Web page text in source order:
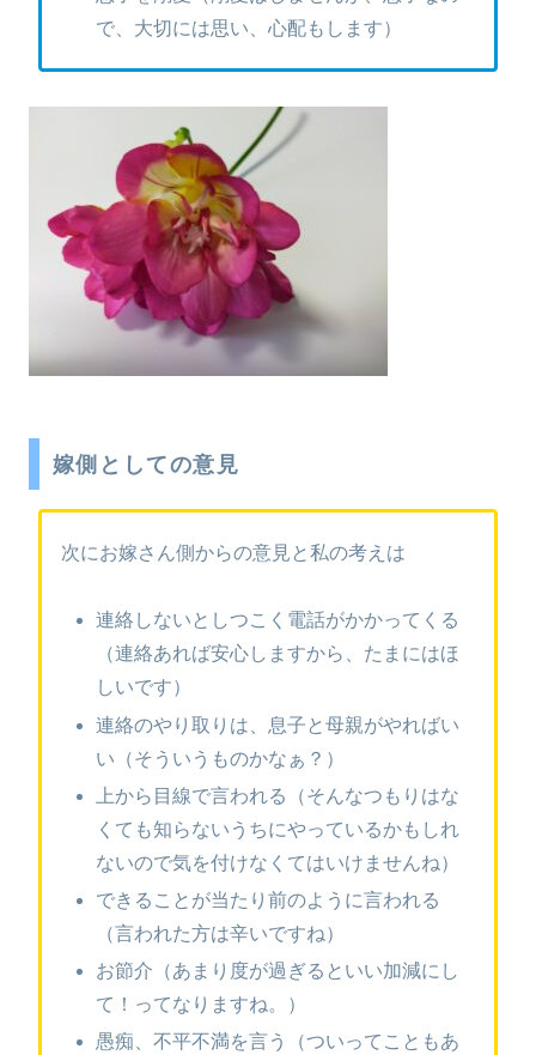
で、大切には思い、心配もします）
嫁側としての意見
次にお嫁さん側からの意見と私の考えは
連絡しないとしつこく電話がかかってくる
（連絡あれば安心しますから、たまにはほ
しいです）
連絡のやり取りは、息子と母親がやればい
い（そういうものかなぁ？）
上から目線で言われる（そんなつもりはな
くても知らないうちにやっているかもしれ
ないので気を付けなくてはいけませんね）
できることが当たり前のように言われる
（言われた方は辛いですね）
お節介（あまり度が過ぎるといい加減にし
て！ってなりますね。）
愚痴、不平不満を言う（ついってこともあ